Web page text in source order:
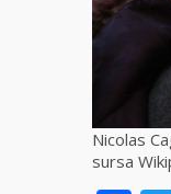
Nicolas
sursa